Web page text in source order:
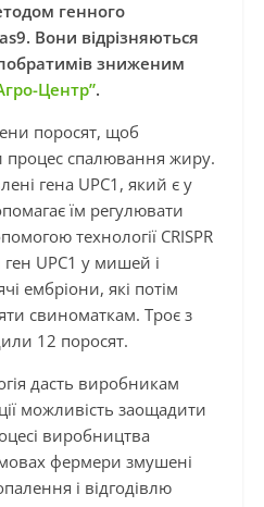
генного
Вони відрізняються
зниженим
Центр”.
поросят, щоб
процес спалювання жиру.
гена UPC1, який є у
їм регулювати
технології CRISPR
ген UPC1 у мишей і
ембріони, які потім
свиноматкам. Троє з
12 поросят.
дасть виробникам
можливість заощадити
виробництва
фермери змушені
і відгодівлю